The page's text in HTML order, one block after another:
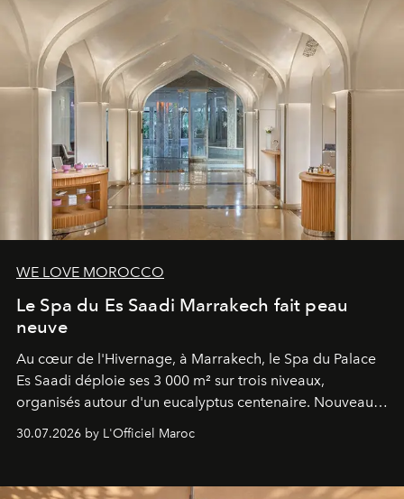
WE LOVE MOROCCO
Le Spa du Es Saadi Marrakech fait peau
neuve
Au cœur de l'Hivernage, à Marrakech, le Spa du Palace
Es Saadi déploie ses 3 000 m² sur trois niveaux,
organisés autour d'un eucalyptus centenaire. Nouveau
Lobby Bien-Être et Beauté, exclusivité mondiale en
neuro-cosmétique, parcours thermal et studio dédié au
entièreté, entre science des émotions et rituels
30.07.2026 by L'Officiel Maroc